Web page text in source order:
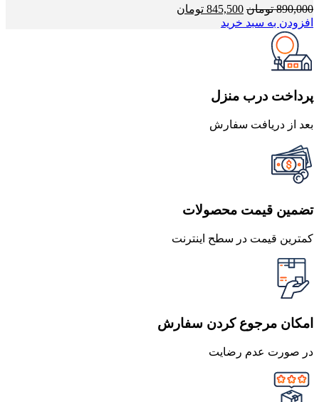
890,000 تومان قیمت
اصلی
845,500 تومان
افزودن به سبد خرید
پرداخت درب منزل
بعد از دریافت سفارش
تضمین قیمت محصولات
کمترین قیمت در سطح اینترنت
امکان مرجوع کردن سفارش
در صورت عدم رضایت